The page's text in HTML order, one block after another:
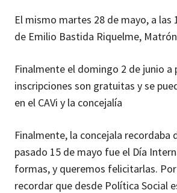
El mismo martes 28 de mayo, a las
de Emilio Bastida Riquelme,
Finalmente el domingo 2 de junio a
inscripciones son gratuitas y se
en el CAVi y la concejalía
Finalmente, la concejala
pasado 15 de mayo fue el Día
formas, y queremos felicitarlas.
recordar que desde Política Social